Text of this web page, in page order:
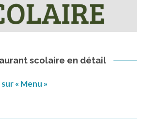
scolaire en détail
« Menu »